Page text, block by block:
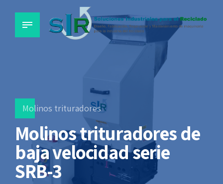
Molinos trituradores
Molinos trituradores de
baja velocidad serie
SRB-3